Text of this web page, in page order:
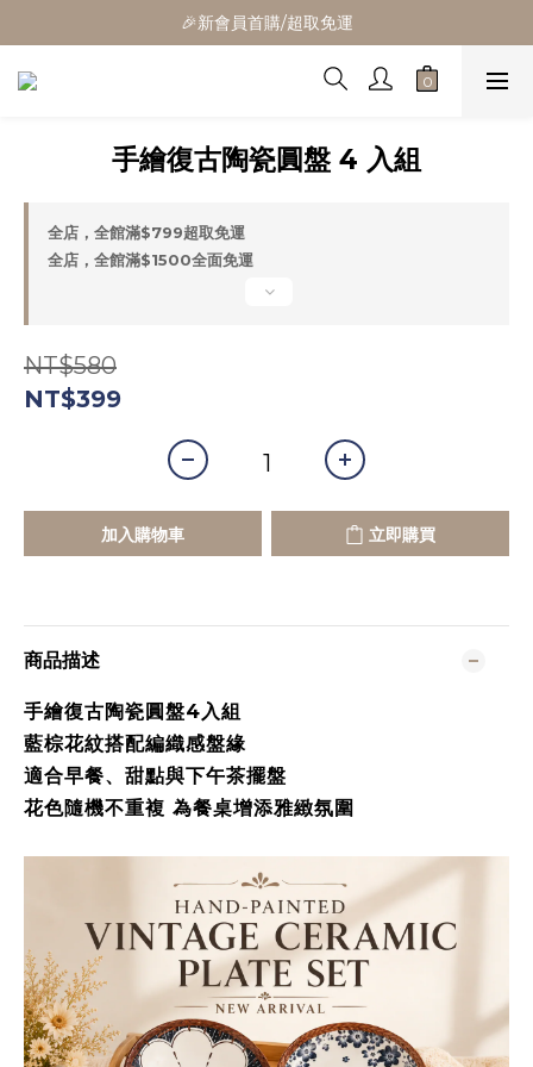
🎁全館消費滿1300立折100
🎉新會員首購/超取免運
🚛全館滿$799超取免運  $1500宅配免運
手繪復古陶瓷圓盤 4 入組
全店，全館滿$799超取免運
全店，全館滿$1500全面免運
NT$580
NT$399
加入購物車 立即購買
商品描述
手繪復古陶瓷圓盤4入組
藍棕花紋搭配編織感盤緣
適合早餐、甜點與下午茶擺盤
花色隨機不重複 為餐桌增添雅緻氛圍